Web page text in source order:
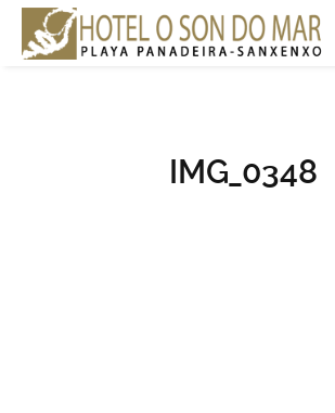
IMG_0348